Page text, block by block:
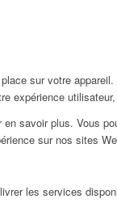
sur votre
expérience
savoir plus. Vous
sur nos sites
les services